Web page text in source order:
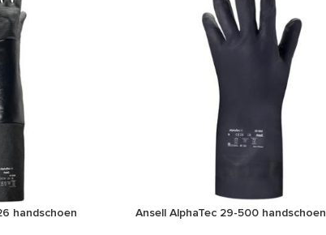
handschoen Ansell AlphaTec 29-500 handschoen